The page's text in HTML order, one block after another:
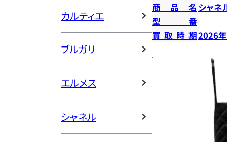
カルティエ
ブルガリ
エルメス
シャネル
商品名 シャネ
型番
買取時期2026